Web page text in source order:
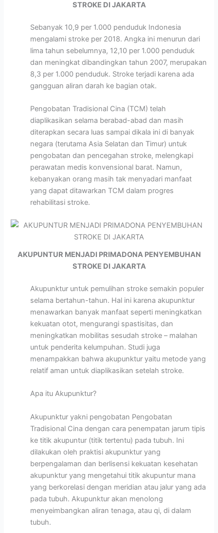
STROKE DI JAKARTA
Sebanyak 10,9 per 1.000 penduduk Indonesia
mengalami stroke per 2018. Angka ini menurun dari
lima tahun sebelumnya, 12,10 per 1.000 penduduk
dan meningkat dibandingkan tahun 2007, merupakan
8,3 per 1.000 penduduk. Stroke terjadi karena ada
gangguan aliran darah ke bagian otak.
Pengobatan Tradisional Cina (TCM) telah
diaplikasikan selama berabad-abad dan masih
diterapkan secara luas sampai dikala ini di banyak
negara (terutama Asia Selatan dan Timur) untuk
pengobatan dan pencegahan stroke, melengkapi
perawatan medis konvensional barat. Namun,
kebanyakan orang masih tak menyadari manfaat
yang dapat ditawarkan TCM dalam progres
rehabilitasi stroke.
AKUPUNTUR MENJADI PRIMADONA PENYEMBUHAN
STROKE DI JAKARTA
Akupunktur untuk pemulihan stroke semakin populer
selama bertahun-tahun. Hal ini karena akupunktur
menawarkan banyak manfaat seperti meningkatkan
kekuatan otot, mengurangi spastisitas, dan
meningkatkan mobilitas sesudah stroke – malahan
untuk penderita kelumpuhan. Studi juga
menampakkan bahwa akupunktur yaitu metode yang
relatif aman untuk diaplikasikan setelah stroke.
Apa itu Akupunktur?
Akupunktur yakni pengobatan Pengobatan
Tradisional Cina dengan cara penempatan jarum tipis
ke titik akupuntur (titik tertentu) pada tubuh. Ini
dilakukan oleh praktisi akupunktur yang
berpengalaman dan berlisensi kekuatan kesehatan
akupunktur yang mengetahui titik akupuntur mana
yang berkorelasi dengan meridian atau jalur yang ada
pada tubuh. Akupunktur akan menolong
menyeimbangkan aliran tenaga, atau qi, di dalam
tubuh.